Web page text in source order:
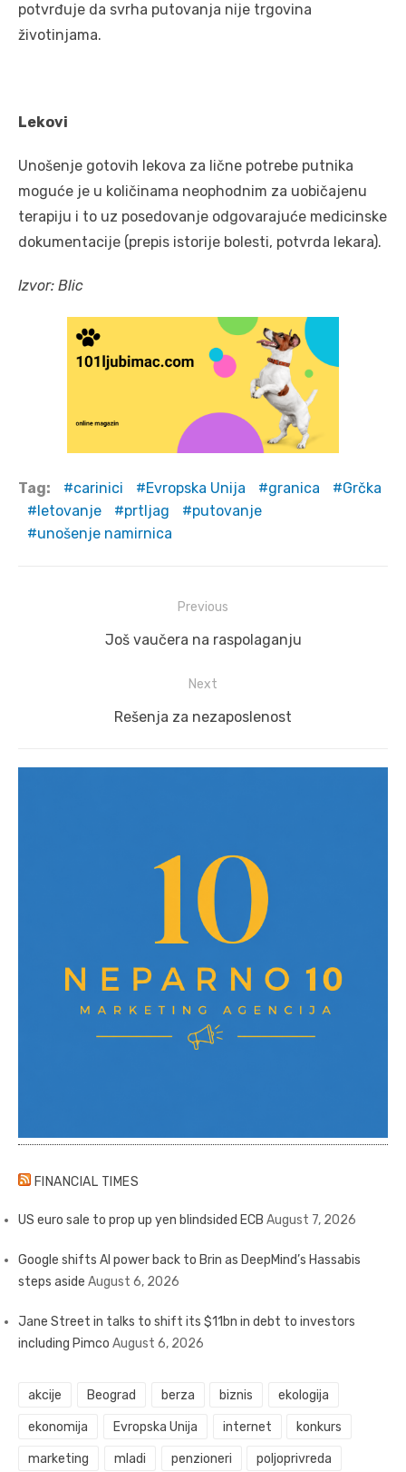
potvrđuje da svrha putovanja nije trgovina
životinjama.
Lekovi
Unošenje gotovih lekova za lične potrebe putnika
moguće je u količinama neophodnim za uobičajenu
terapiju i to uz posedovanje odgovarajuće medicinske
dokumentacije (prepis istorije bolesti, potvrda lekara).
Izvor: Blic
Tag: carinici Evropska Unija granica
Grčka
letovanje
prtljag
putovanje
unošenje namirnica
navigation
Previous
Previous
Još vaučera na raspolaganju
Next
Next
Rešenja za nezaposlenost
FINANCIAL TIMES
US euro sale to prop up yen blindsided ECB August 7, 2026
Google shifts AI power back to Brin as DeepMind’s Hassabis
steps aside August 6, 2026
Jane Street in talks to shift its $11bn in debt to investors
including Pimco August 6, 2026
akcije Beograd berza biznis ekologija
ekonomija Evropska Unija internet konkurs
marketing mladi penzioneri poljoprivreda